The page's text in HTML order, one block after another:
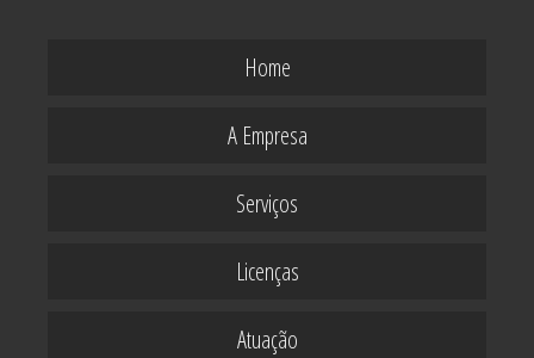
Home
A Empresa
Serviços
Licenças
Atuação